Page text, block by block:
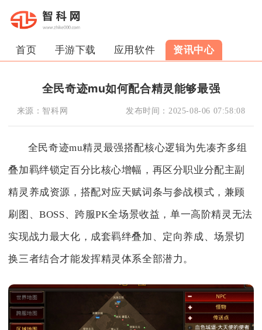
首页 手游下载 应用软件 资讯中心
全民奇迹mu如何配合精灵能够最强
来源： 智科网 发布时间： 2025-08-06 07:58:08
全民奇迹mu精灵最强搭配核心逻辑为先凑齐多组
叠加羁绊锁定百分比核心增幅，再区分职业分配主副
精灵养成资源，搭配对应天赋词条与参战模式，兼顾
刷图、BOSS、跨服PK全场景收益，单一高阶精灵无法
实现战力最大化，成套羁绊叠加、定向养成、场景切
换三者结合才能发挥精灵体系全部潜力。